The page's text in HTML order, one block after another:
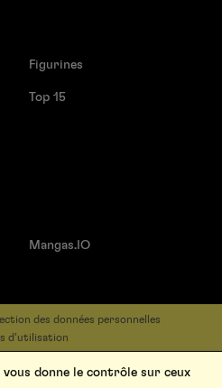
Figurines
Top 15
Mangas.IO
des données personnelles
d’utilisation
donne le contrôle sur ceux